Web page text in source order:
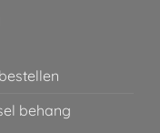
behang